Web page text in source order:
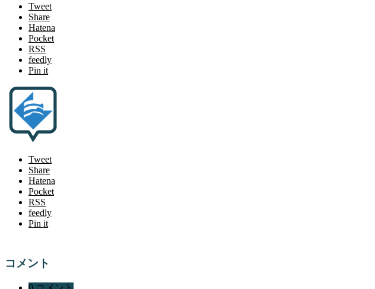
Tweet
Share
Hatena
Pocket
RSS
feedly
Pin it
Tweet
Share
Hatena
Pocket
RSS
feedly
Pin it
コメント